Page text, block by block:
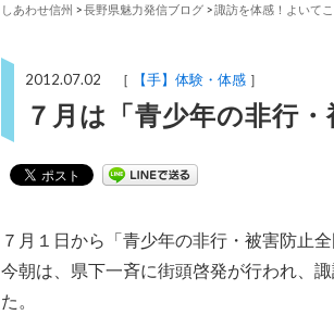
しあわせ信州 >長野県魅力発信ブログ >諏訪を体感！よいて
2012.07.02 ［ 【手】体験・体感 ］
７月は「青少年の非行
７月１日から「青少年の非行・被害防止
今朝は、県下一斉に街頭啓発が行われ、
た。